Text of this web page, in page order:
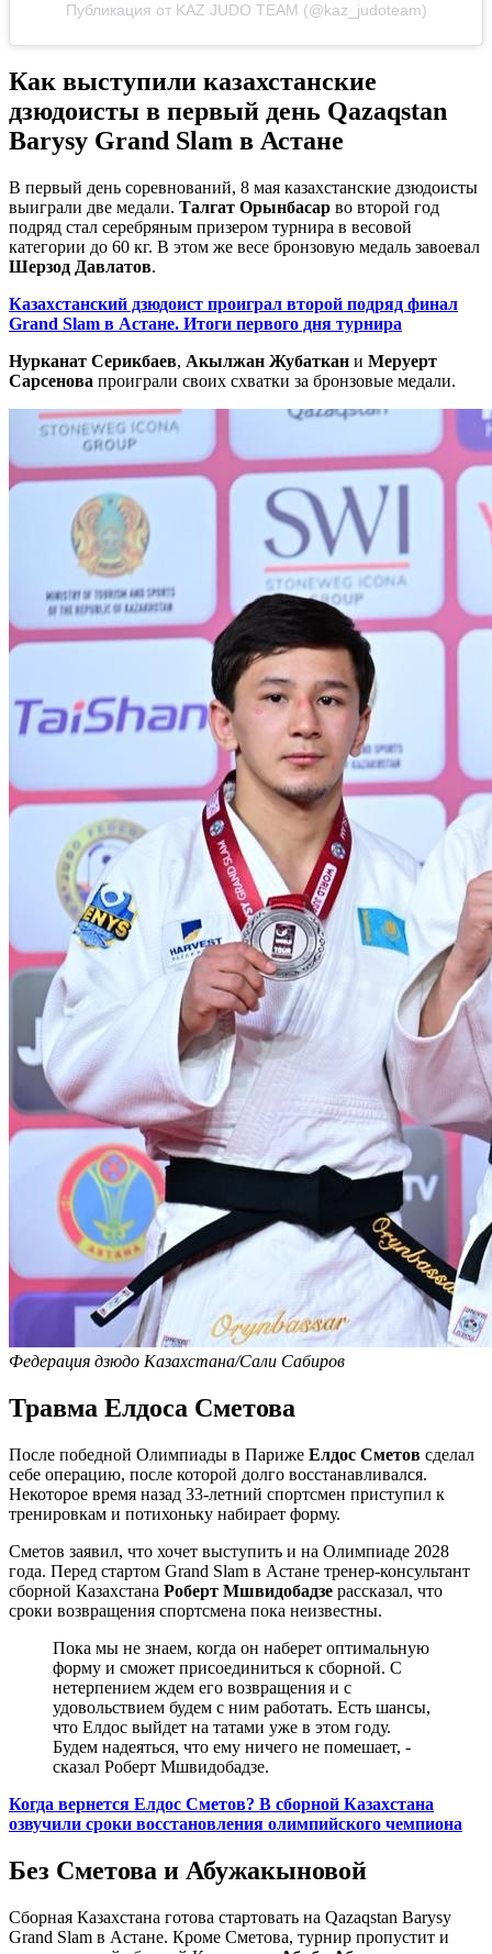
Публикация от KAZ JUDO TEAM (@kaz_judoteam)
Как выступили казахстанские
дзюдоисты в первый день Qazaqstan
Barysy Grand Slam в Астане
В первый день соревнований, 8 мая казахстанские дзюдоисты
выиграли две медали. Талгат Орынбасар во второй год
подряд стал серебряным призером турнира в весовой
категории до 60 кг. В этом же весе бронзовую медаль завоевал
Шерзод Давлатов.
Казахстанский дзюдоист проиграл второй подряд финал
Grand Slam в Астане. Итоги первого дня турнира
Нурканат Серикбаев, Акылжан Жубаткан и Меруерт
Сарсенова проиграли своих схватки за бронзовые медали.
Федерация дзюдо Казахстана/Сали Сабиров
Травма Елдоса Сметова
После победной Олимпиады в Париже Елдос Сметов сделал
себе операцию, после которой долго восстанавливался.
Некоторое время назад 33-летний спортсмен приступил к
тренировкам и потихоньку набирает форму.
Сметов заявил, что хочет выступить и на Олимпиаде 2028
года. Перед стартом Grand Slam в Астане тренер-консультант
сборной Казахстана Роберт Мшвидобадзе рассказал, что
сроки возвращения спортсмена пока неизвестны.
Пока мы не знаем, когда он наберет оптимальную
форму и сможет присоединиться к сборной. С
нетерпением ждем его возвращения и с
удовольствием будем с ним работать. Есть шансы,
что Елдос выйдет на татами уже в этом году.
Будем надеяться, что ему ничего не помешает, -
сказал Роберт Мшвидобадзе.
Когда вернется Елдос Сметов? В сборной Казахстана
озвучили сроки восстановления олимпийского чемпиона
Без Сметова и Абужакыновой
Сборная Казахстана готова стартовать на Qazaqstan Barysy
Grand Slam в Астане. Кроме Сметова, турнир пропустит и